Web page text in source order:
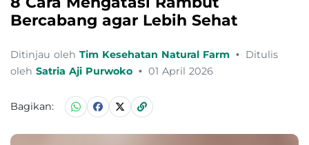
Bercabang agar Lebih Sehat
Ditinjau oleh Tim Kesehatan Natural Farm • Ditulis
oleh Satria Aji Purwoko • 01 April 2026
Bagikan: